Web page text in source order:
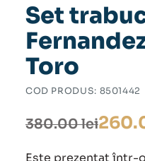
Set
Toro
COD PRODUS: 8501442
380.00lei
Prețul
inițial
Prețul
curent
Este prezentat într-o